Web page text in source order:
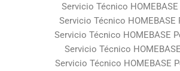
Servicio Técnico HOMEBASE
Servicio Técnico HOMEBASE
Servicio Técnico HOMEBASE
Servicio Técnico
Servicio Técnico HOMEBASE